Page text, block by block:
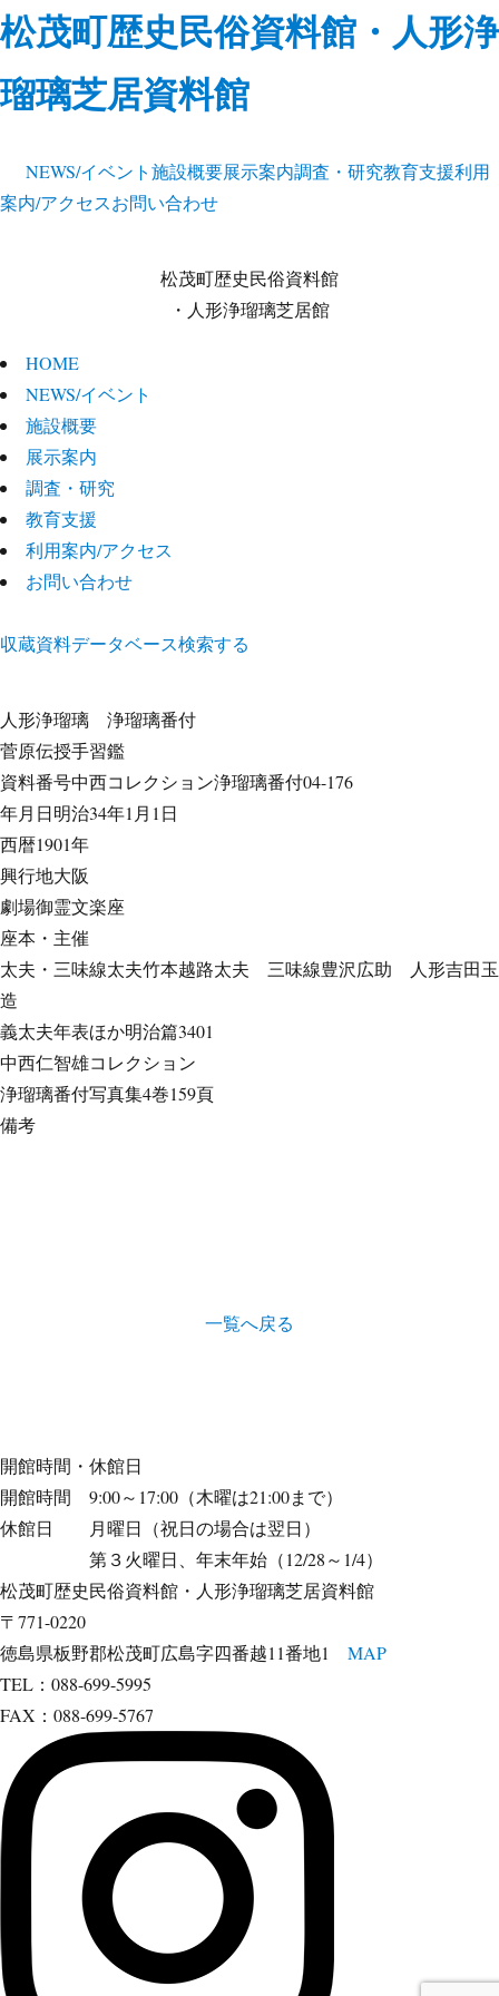
松茂町歴史民俗資料館・人形浄
瑠璃芝居資料館
NEWS/イベント施設概要展示案内調査・研究教育支援利用
案内/アクセスお問い合わせ
松茂町歴史民俗資料館
・人形浄瑠璃芝居館
HOME
NEWS/イベント
施設概要
展示案内
調査・研究
教育支援
利用案内/アクセス
お問い合わせ
収蔵資料データベース検索する
人形浄瑠璃 浄瑠璃番付
菅原伝授手習鑑
資料番号中西コレクション浄瑠璃番付04-176
年月日明治34年1月1日
西暦1901年
興行地大阪
劇場御霊文楽座
座本・主催
太夫・三味線太夫竹本越路太夫 三味線豊沢広助 人形吉田玉
造
義太夫年表ほか明治篇3401
中西仁智雄コレクション
浄瑠璃番付写真集4巻159頁
備考
一覧へ戻る
開館時間・休館日
開館時間 9:00～17:00（木曜は21:00まで）
休館日 月曜日（祝日の場合は翌日）
第３火曜日、年末年始（12/28～1/4）
松茂町歴史民俗資料館・人形浄瑠璃芝居資料館
〒771-0220
徳島県板野郡松茂町広島字四番越11番地1 MAP
TEL：088-699-5995
FAX：088-699-5767